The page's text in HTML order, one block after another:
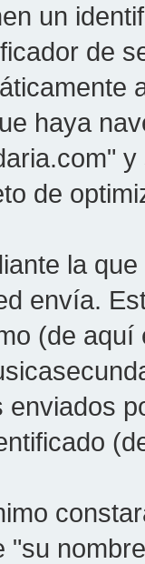
un
de
haya
de
la
envía.
(de
enviados
"su